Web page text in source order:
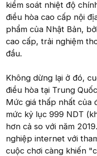
kiểm soát nhiệt độ
điều hòa cao cấp nội
phẩm của Nhật Bản,
cao cấp, trải nghiệm
đầu.
Không dừng lại ở đó,
điều hòa tại Trung
Mức giá thấp nhất của
mức kỷ lục 999 NDT
hơn cả so với năm
nghiệp internet với
cuộc chơi càng khiến